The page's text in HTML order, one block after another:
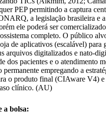
PEP permitindo a captura
a legislação brasileira e
ele poderá ser
completo. O público
de aplicativos (escalável)
arquivos digitalizados e nato-
dos pacientes e o
empregando a
o produto final (CIAware V4)
clínico. (AU)
a bolsa: